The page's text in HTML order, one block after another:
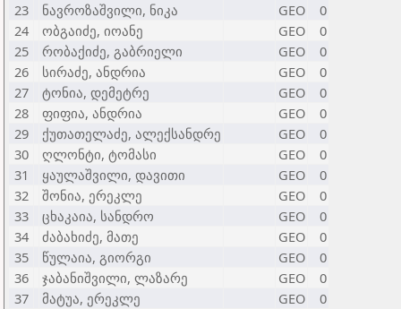
23
ნავროზაშვილი, ნიკა GEO
0
24
ობგაიძე, იოანე GEO
0
25
რობაქიძე, გაბრიელი GEO
0
26
სირაძე, ანდრია GEO
0
27
ტონია, დემეტრე GEO
0
28
ფიფია, ანდრია GEO
0
29
ქუთათელაძე, ალექსანდრე GEO
0
30
ღლონტი, ტომასი GEO
0
31
ყაულაშვილი, დავითი GEO
0
32
შონია, ერეკლე GEO
0
33
ცხაკაია, სანდრო GEO
0
34
ძაბახიძე, მათე GEO
0
35
წულაია, გიორგი GEO
0
36
ჯაბანიშვილი, ლაზარე GEO
0
37
მატუა, ერეკლე GEO
0